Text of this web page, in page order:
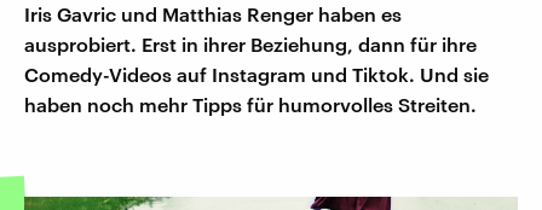
Iris Gavric und Matthias Renger haben es
ausprobiert. Erst in ihrer Beziehung, dann für ihre
Comedy-Videos auf Instagram und Tiktok. Und sie
haben noch mehr Tipps für humorvolles Streiten.